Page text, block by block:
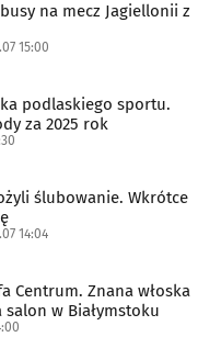
na mecz Jagiellonii z
15:00
podlaskiego sportu.
za 2025 rok
ślubowanie. Wkrótce
14:04
Centrum. Znana włoska
salon w Białymstoku